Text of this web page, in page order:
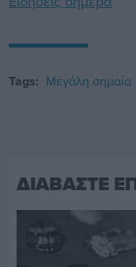
Tags: Μεγάλη σημαία
ΔΙΑΒΑΣΤΕ